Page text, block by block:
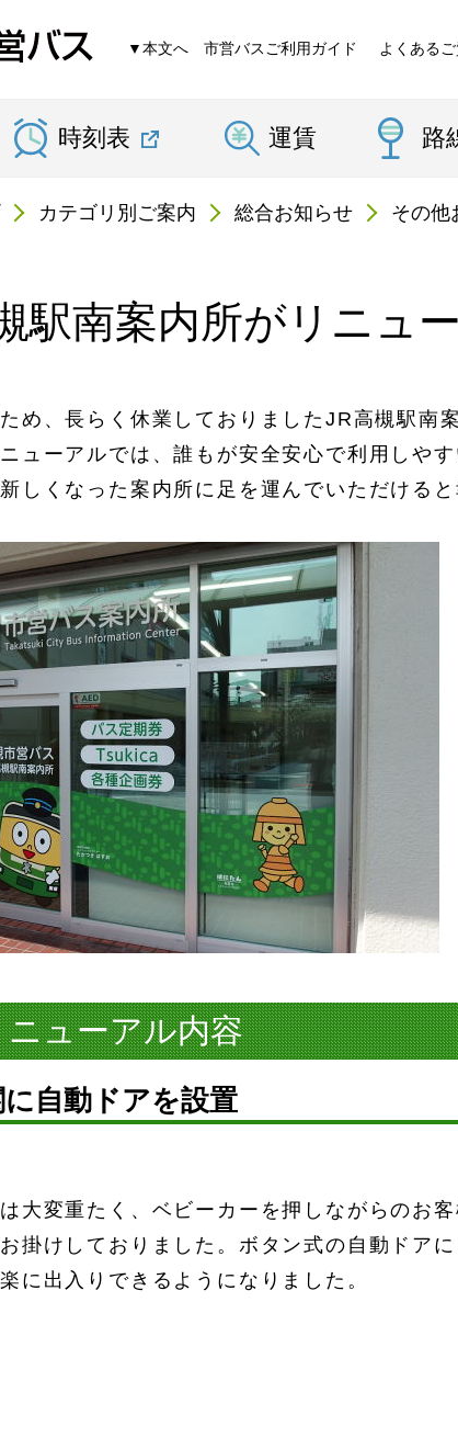
槻
市
ス
▼本文へ 市営バスご利用ガイド よくある
時刻表 運賃 路
カテゴリ別ご案内 総合お知らせ その他
駅南案内所がリニュ
め、長らく休業しておりましたJR高槻駅南
ューアルでは、誰もが安全安心で利用しや
しくなった案内所に足を運んでいただけると
ューアル内容
自動ドアを設置
大変重たく、ベビーカーを押しながらのお
掛けしておりました。ボタン式の自動ドアに
に出入りできるようになりました。